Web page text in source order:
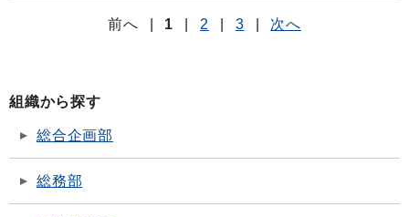
前へ 1 2 3 次へ
組織から探す
総合企画部
総務部